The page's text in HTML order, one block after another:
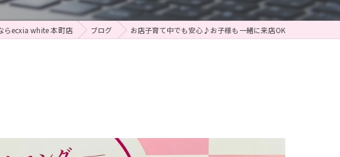
らecxia white 本町店 ブログ お店子育て中でも安心♪お子様も一緒に来店OK